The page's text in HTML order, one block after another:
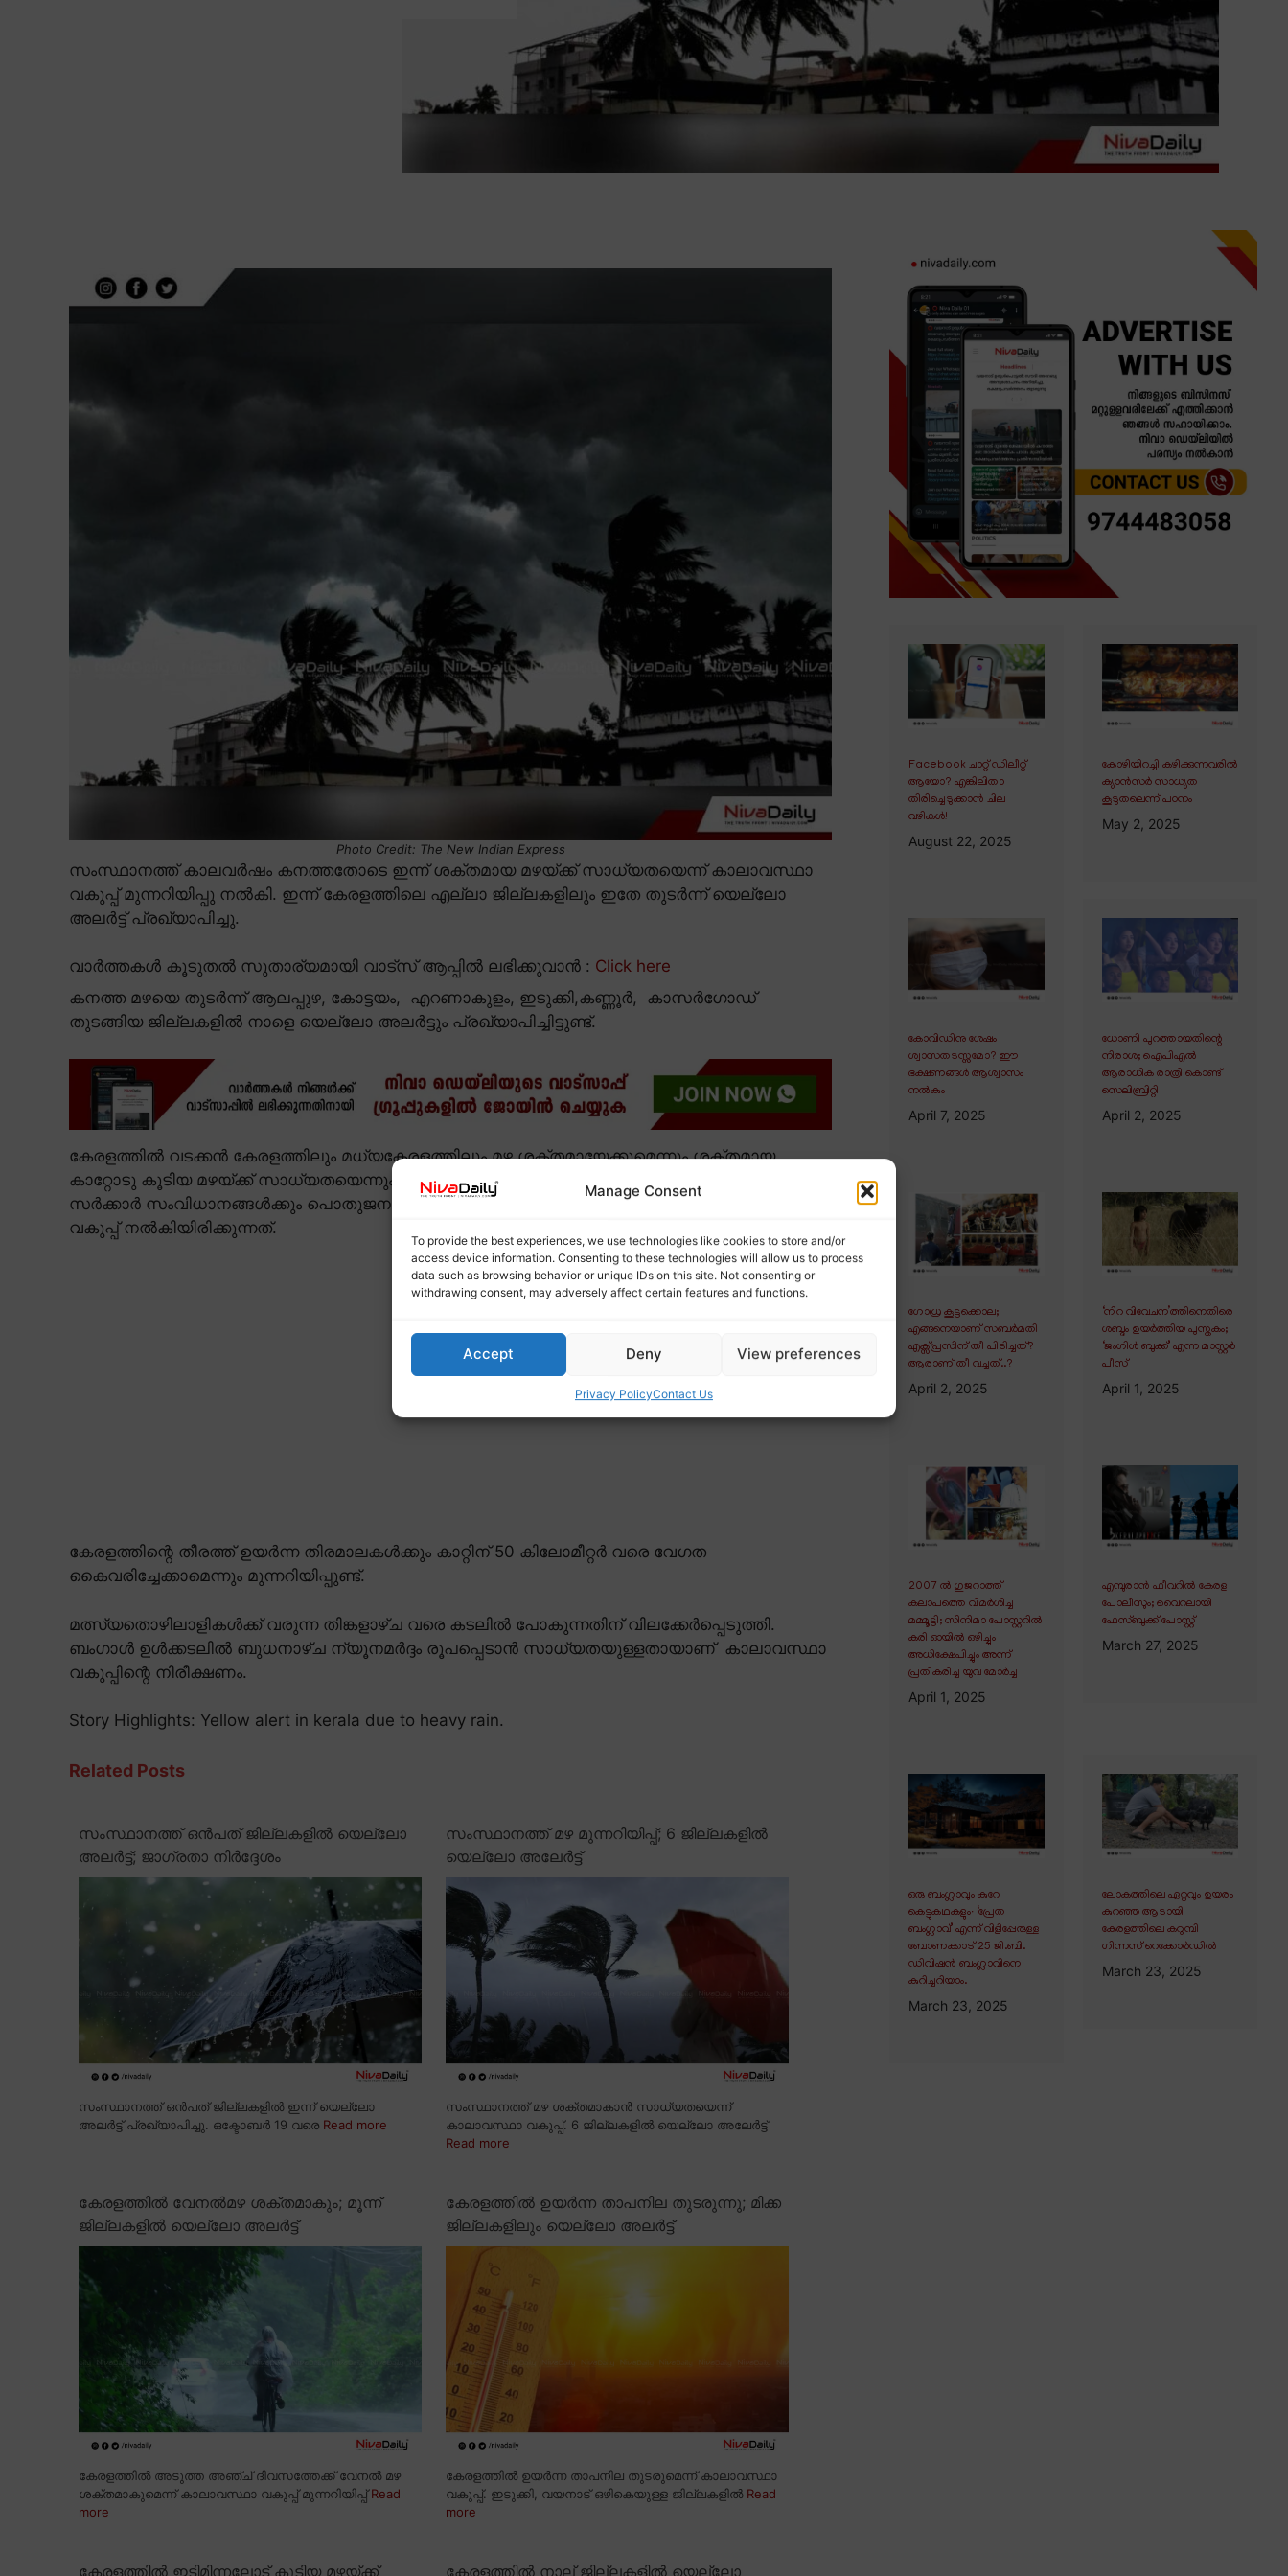
Manage Consent
To provide the best experiences, we use technologies like cookies to store and/or
access device information. Consenting to these technologies will allow us to process
data such as browsing behavior or unique IDs on this site. Not consenting or
withdrawing consent, may adversely affect certain features and functions.
Accept Deny View preferences
Privacy PolicyContact Us
Photo Credit: The New Indian Express
സംസ്ഥാനത്ത് കാലവർഷം കനത്തതോടെ ഇന്ന് ശക്തമായ മഴയ്ക്ക് സാധ്യതയെന്ന് കാലാവസ്ഥാ
വകുപ്പ് മുന്നറിയിപ്പു നൽകി. ഇന്ന് കേരളത്തിലെ എല്ലാ ജില്ലകളിലും ഇതേ തുടർന്ന് യെല്ലോ
അലർട്ട് പ്രഖ്യാപിച്ചു.
വാർത്തകൾ കൂടുതൽ സുതാര്യമായി വാട്സ് ആപ്പിൽ ലഭിക്കുവാൻ : Click here
കനത്ത മഴയെ തുടർന്ന് ആലപ്പുഴ, കോട്ടയം, എറണാകുളം, ഇടുക്കി,കണ്ണൂർ, കാസർഗോഡ്
തുടങ്ങിയ ജില്ലകളിൽ നാളെ യെല്ലോ അലർട്ടും പ്രഖ്യാപിച്ചിട്ടുണ്ട്.
കേരളത്തിൽ വടക്കൻ കേരളത്തിലും മധ്യകേരളത്തിലും മഴ ശക്തമായേക്കുമെന്നും ശക്തമായ
കാറ്റോടു കൂടിയ മഴയ്ക്ക് സാധ്യതയെന്നും കാലാവസ്ഥാ വകുപ്പ് മുന്നറിയിപ്പു നൽകി. ഇതേ തുടർന്ന്
സർക്കാർ സംവിധാനങ്ങൾക്കും പൊതുജനങ്ങൾക്കും അതീവ ജാഗ്രതാ നിർദ്ദേശമാണ് കാലാവസ്ഥ
വകുപ്പ് നൽകിയിരിക്കുന്നത്.
കേരളത്തിന്റെ തീരത്ത് ഉയർന്ന തിരമാലകൾക്കും കാറ്റിന് 50 കിലോമീറ്റർ വരെ വേഗത
കൈവരിച്ചേക്കാമെന്നും മുന്നറിയിപ്പുണ്ട്.
മത്സ്യതൊഴിലാളികൾക്ക് വരുന്ന തിങ്കളാഴ്ച വരെ കടലിൽ പോകുന്നതിന് വിലക്കേർപ്പെടുത്തി.
ബംഗാൾ ഉൾക്കടലിൽ ബുധനാഴ്ച ന്യൂനമർദ്ദം രൂപപ്പെടാൻ സാധ്യതയുള്ളതായാണ് കാലാവസ്ഥാ
വകുപ്പിന്റെ നിരീക്ഷണം.
Story Highlights: Yellow alert in kerala due to heavy rain.
Related Posts
സംസ്ഥാനത്ത് ഒൻപത് ജില്ലകളിൽ യെല്ലോ
അലർട്ട്; ജാഗ്രതാ നിർദ്ദേശം
സംസ്ഥാനത്ത് ഒൻപത് ജില്ലകളിൽ ഇന്ന് യെല്ലോ
അലർട്ട് പ്രഖ്യാപിച്ചു. ഒക്ടോബർ 19 വരെ Read more
സംസ്ഥാനത്ത് മഴ മുന്നറിയിപ്പ്; 6 ജില്ലകളിൽ
യെല്ലോ അലേർട്ട്
സംസ്ഥാനത്ത് മഴ ശക്തമാകാൻ സാധ്യതയെന്ന്
കാലാവസ്ഥാ വകുപ്പ്. 6 ജില്ലകളിൽ യെല്ലോ അലേർട്ട്
Read more
കേരളത്തിൽ വേനൽമഴ ശക്തമാകും; മൂന്ന്
ജില്ലകളിൽ യെല്ലോ അലർട്ട്
കേരളത്തിൽ അടുത്ത അഞ്ച് ദിവസത്തേക്ക് വേനൽ മഴ
ശക്തമാകുമെന്ന് കാലാവസ്ഥാ വകുപ്പ് മുന്നറിയിപ്പ്Read
more
കേരളത്തിൽ ഉയർന്ന താപനില തുടരുന്നു; മിക്ക
ജില്ലകളിലും യെല്ലോ അലർട്ട്
കേരളത്തിൽ ഉയർന്ന താപനില തുടരുമെന്ന് കാലാവസ്ഥാ
വകുപ്പ്. ഇടുക്കി, വയനാട് ഒഴികെയുള്ള ജില്ലകളിൽ Read
more
കേരളത്തിൽ ഇടിമിന്നലോട് കൂടിയ മഴയ്ക്ക് കേരളത്തിൽ നാല് ജില്ലകളിൽ യെല്ലോ
Facebook ചാറ്റ് ഡിലീറ്റ്
ആയോ? എങ്കിലിതാ
തിരിച്ചെടുക്കാൻ ചില
വഴികൾ!
August 22, 2025
കോഴിയിറച്ചി കഴിക്കുന്നവരിൽ
ക്യാൻസർ സാധ്യത
കൂടുതലെന്ന് പഠനം
May 2, 2025
കോവിഡിനു ശേഷം
ശ്വാസതടസ്സമോ? ഈ
ഭക്ഷണങ്ങൾ ആശ്വാസം
നൽകും
April 7, 2025
ധോണി പുറത്തായതിന്റെ
നിരാശ; ഐപിഎൽ
ആരാധിക രാത്രി കൊണ്ട്
സെലിബ്രിറ്റി
April 2, 2025
ഗോധ്ര കൂട്ടക്കൊല;
എങ്ങനെയാണ് സബർമതി
എക്സ്പ്രസിന് തീ പിടിച്ചത്?
ആരാണ് തീ വച്ചത്..?
April 2, 2025
‘നിറ വിവേചന’ത്തിനെതിരെ
ശബ്ദം ഉയർത്തിയ പുസ്തകം;
‘ജംഗിൾ ബുക്ക്’ എന്ന മാസ്റ്റർ
പീസ്
April 1, 2025
2007 ൽ ഗുജറാത്ത്
കലാപത്തെ വിമർശിച്ച
മമ്മൂട്ടി; സിനിമാ പോസ്റ്ററിൽ
കരി ഓയിൽ ഒഴിച്ചും
അധിക്ഷേപിച്ചും അന്ന്
പ്രതികരിച്ച യുവ മോർച്ച
April 1, 2025
എമ്പുരാൻ ഫീവറിൽ കേരള
പോലീസും; വൈറലായി
ഫേസ്ബുക്ക് പോസ്റ്റ്
March 27, 2025
ഒരു ബംഗ്ലാവും കുറേ
കെട്ടുകഥകളും∙ ‘പ്രേത
ബംഗ്ലാവ്’ എന്ന് വിളിപ്പേരുള്ള
ബോണക്കാട് 25 ജി.ബി.
ഡിവിഷൻ ബംഗ്ലാവിനെ
കുറിച്ചറിയാം.
March 23, 2025
ലോകത്തിലെ ഏറ്റവും ഉയരം
കുറഞ്ഞ ആടായി
കേരളത്തിലെ കറുമ്പി
ഗിന്നസ് റെക്കോർഡിൽ
March 23, 2025